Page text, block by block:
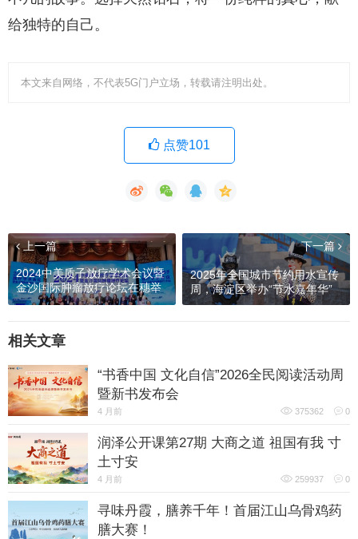
给独特的自己。
本文来自网络，不代表5G门户立场，转载请注明出处。
点赞101
上一篇
2024中美质子放疗学术会议暨
金沙国际肿瘤放疗论坛在穗举
行
下一篇
2025年全国城市节约用水宣传
周，海淀区举办“节水嘉年华”
相关文章
“书香中国 文化自信”2026全民阅读活动周
暨新书发布会
4 月前 375362 0
润泽公开课第27期 大商之道 祖国有我 寸
土寸安
4 月前 259937 0
寻味丹霞，膳养千年！首届江山乌骨鸡药
膳大赛！